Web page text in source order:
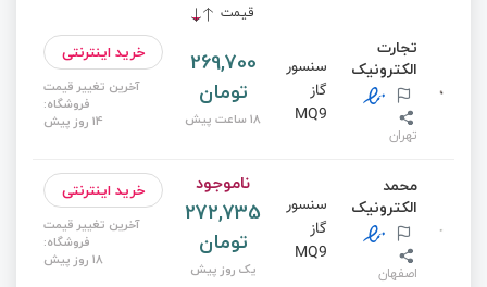
قیمت
تجارت
الکترونیک
تهران
سنسور
گاز
MQ9
269,700
تومان
18 ساعت پیش
خرید اینترنتی
آخرین تغییر قیمت
فروشگاه:
14 روز پیش
محمد
الکترونیک
اصفهان
سنسور
گاز
MQ9
ناموجود
272,735
تومان
یک روز پیش
خرید اینترنتی
آخرین تغییر قیمت
فروشگاه:
18 روز پیش